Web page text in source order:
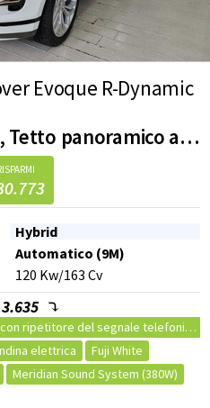
Evoque R-Dynamic
AWD, 2.0 Mhev Diesel, Tetto panoramico apribile, Meridian Sound System
Hybrid
Automatico (9M)
120 Kw/163 Cv
3.635
Ricarica del dispositivo wireless con ripetitore del segnale telefonico
elettrica
Fuji White
Meridian Sound System (380W)